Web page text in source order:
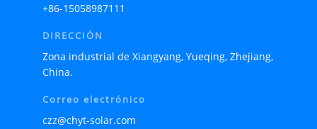
+86-15058987111
DIRECCIÓN
Zona industrial de Xiangyang, Yueqing, Zhejiang,
China.
Correo electrónico
czz@chyt-solar.com